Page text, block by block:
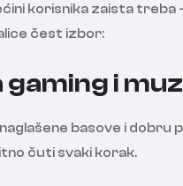
korisnika zaista
čest izbor:
gaming i
basove i
čuti svaki korak.